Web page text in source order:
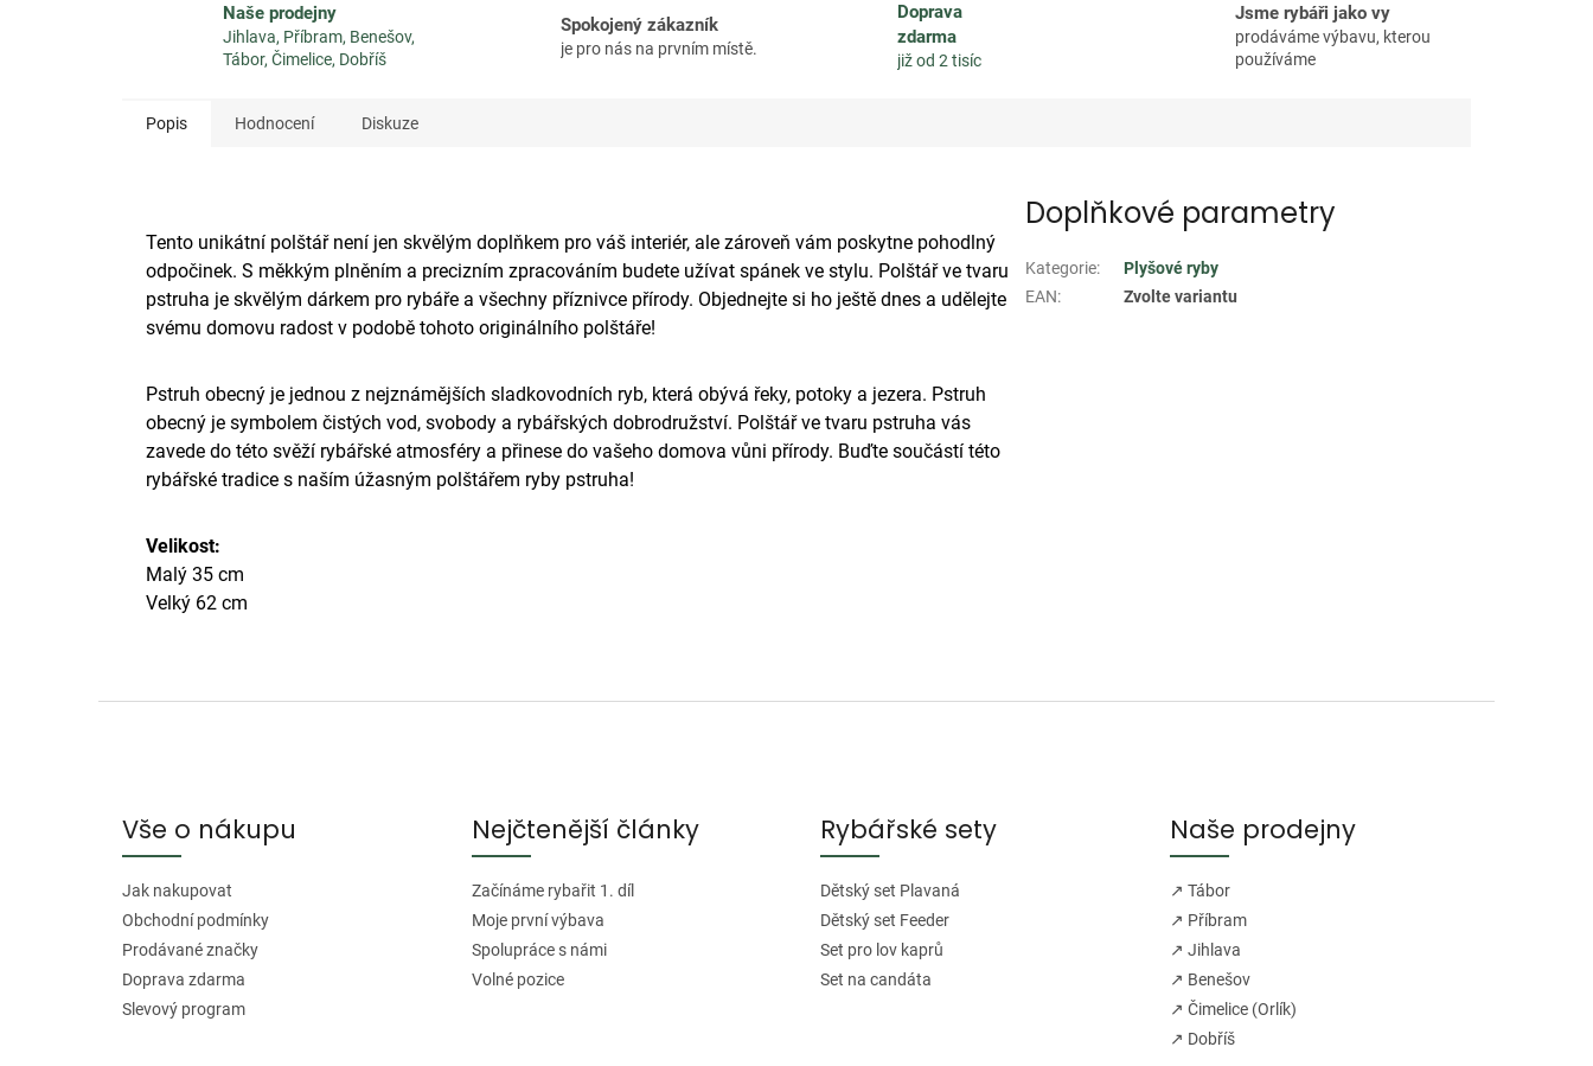
Naše prodejny
Jihlava, Příbram, Benešov,
Tábor, Čimelice, Dobříš
Spokojený zákazník
je pro nás na prvním místě.
Doprava
zdarma
již od 2 tisíc
Jsme rybáři jako vy
prodáváme výbavu, kterou
používáme
Popis Hodnocení Diskuze
Tento unikátní polštář není jen skvělým doplňkem pro váš interiér, ale zároveň vám poskytne pohodlný
odpočinek. S měkkým plněním a precizním zpracováním budete užívat spánek ve stylu. Polštář ve tvaru
pstruha je skvělým dárkem pro rybáře a všechny příznivce přírody. Objednejte si ho ještě dnes a udělejte
svému domovu radost v podobě tohoto originálního polštáře!
Pstruh obecný je jednou z nejznámějších sladkovodních ryb, která obývá řeky, potoky a jezera. Pstruh
obecný je symbolem čistých vod, svobody a rybářských dobrodružství. Polštář ve tvaru pstruha vás
zavede do této svěží rybářské atmosféry a přinese do vašeho domova vůni přírody. Buďte součástí této
rybářské tradice s naším úžasným polštářem ryby pstruha!
Velikost:
Malý 35 cm
Velký 62 cm
Doplňkové parametry
Kategorie:
Plyšové ryby
EAN: Zvolte variantu
Vše o nákupu
Jak nakupovat
Obchodní podmínky
Prodávané značky
Doprava zdarma
Slevový program
Nejčtenější články
Začínáme rybařit 1. díl
Moje první výbava
Spolupráce s námi
Volné pozice
Rybářské sety
Dětský set Plavaná
Dětský set Feeder
Set pro lov kaprů
Set na candáta
Naše prodejny
↗ Tábor
↗ Příbram
↗ Jihlava
↗ Benešov
↗ Čimelice (Orlík)
↗ Dobříš